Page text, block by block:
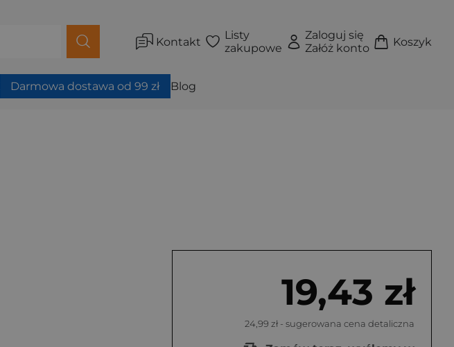
Kontakt
Listy
zakupowe
Zaloguj się
Załóż konto
Koszyk
Darmowa dostawa od 99 zł Blog
19,43 zł
24,99 zł - sugerowana cena detaliczna